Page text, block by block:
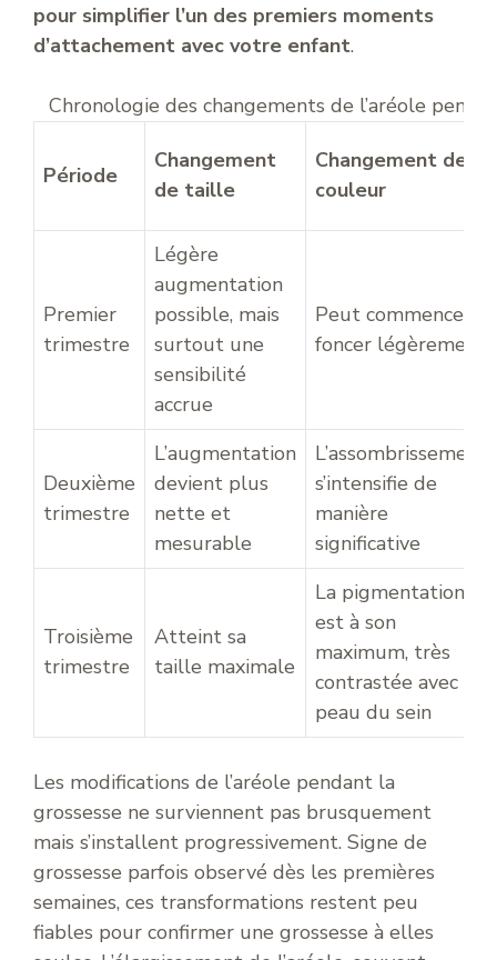
pour simplifier l’un des premiers moments
d’attachement avec votre enfant.
Chronologie des changements de l’aréole
Période
Changement
de taille
Changement de
couleur
Premier
trimestre
Légère
augmentation
possible, mais
surtout une
sensibilité
accrue
Peut commencer à
foncer légèrement
Deuxième
trimestre
L’augmentation
devient plus
nette et
mesurable
L’assombrissement
s’intensifie de
manière
significative
Troisième
trimestre
Atteint sa
taille maximale
La pigmentation
est à son
maximum, très
contrastée avec la
peau du sein
Les modifications de l’aréole pendant la
grossesse ne surviennent pas brusquement
mais s’installent progressivement. Signe de
grossesse parfois observé dès les premières
semaines, ces transformations restent peu
fiables pour confirmer une grossesse à elles